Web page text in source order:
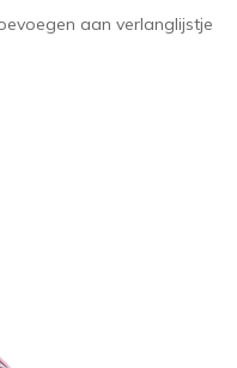
aan verlanglijstje